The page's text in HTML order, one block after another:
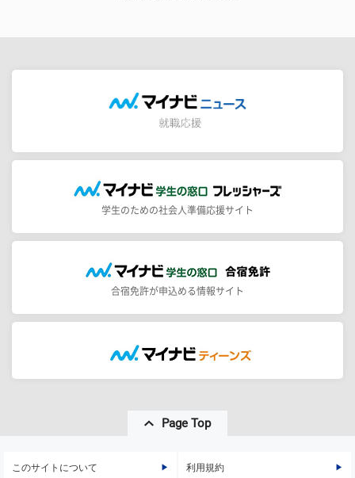
学生のための社会人準備応援サイト
合宿免許が申込める情報サイト
Page Top
このサイトについて 利用規約